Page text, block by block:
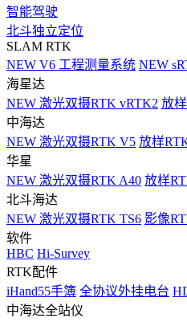
智能驾驶
北斗独立定位
SLAM RTK
NEW V6 工程测量系统 NEW
海星达
NEW 激光双摄RTK vRTK2 放
中海达
NEW 激光双摄RTK V5 放样
华星
NEW 激光双摄RTK A40 放样
北斗海达
NEW 激光双摄RTK TS6 影像
软件
HBC Hi-Survey
RTK配件
iHand55手簿 全协议外挂电台
中海达全站仪